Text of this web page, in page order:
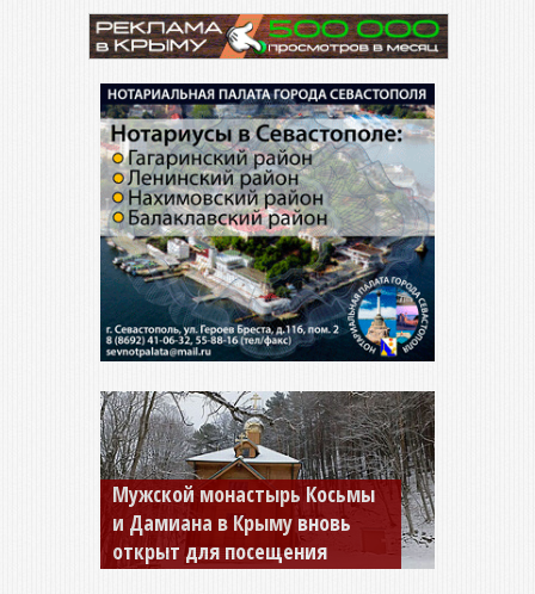
Мужской монастырь Косьмы
и Дамиана в Крыму вновь
открыт для посещения